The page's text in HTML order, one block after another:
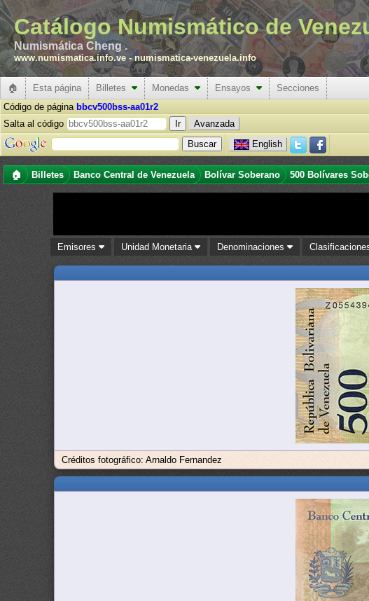
Catálogo Numismático de
Numismática Cheng .
www.numismatica.info.ve -numismatica-venezuela.info
🏠 Esta página Billetes Monedas Ensayos
Secciones
Código de página bbcv500bss-aa01r2
Salta al código
Avanzada
English
🏠 Billetes Banco Central de Venezuela Bolívar Soberano 500 Bolívares
Emisores Unidad Monetaria Denominaciones
Créditos fotográfico: Arnaldo Fernandez